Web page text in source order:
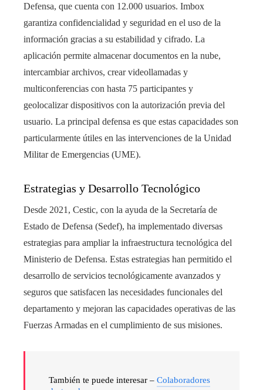
Defensa, que cuenta con 12.000 usuarios. Imbox
garantiza confidencialidad y seguridad en el uso de la
información gracias a su estabilidad y cifrado. La
aplicación permite almacenar documentos en la nube,
intercambiar archivos, crear videollamadas y
multiconferencias con hasta 75 participantes y
geolocalizar dispositivos con la autorización previa del
usuario. La principal defensa es que estas capacidades son
particularmente útiles en las intervenciones de la Unidad
Militar de Emergencias (UME).
Estrategias y Desarrollo Tecnológico
Desde 2021, Cestic, con la ayuda de la Secretaría de
Estado de Defensa (Sedef), ha implementado diversas
estrategias para ampliar la infraestructura tecnológica del
Ministerio de Defensa. Estas estrategias han permitido el
desarrollo de servicios tecnológicamente avanzados y
seguros que satisfacen las necesidades funcionales del
departamento y mejoran las capacidades operativas de las
Fuerzas Armadas en el cumplimiento de sus misiones.
También te puede interesar – Colaboradores